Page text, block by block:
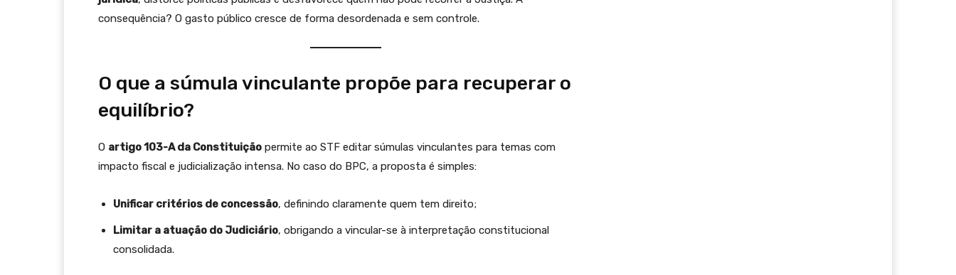
consequência? O gasto público cresce de forma desordenada e sem controle.
O que a súmula vinculante propõe para recuperar o
equilíbrio?
O artigo 103-A da Constituição permite ao STF editar súmulas vinculantes para temas com
impacto fiscal e judicialização intensa. No caso do BPC, a proposta é simples:
Unificar critérios de concessão, definindo claramente quem tem direito;
Limitar a atuação do Judiciário, obrigando a vincular-se à interpretação constitucional
consolidada.